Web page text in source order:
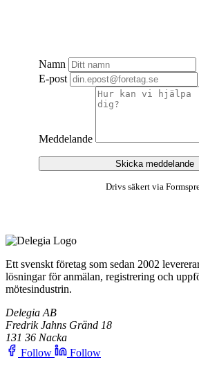
Namn
E-post
Meddelande
Skicka meddelande
Drivs säkert via
Ett svenskt företag som sedan 2002
lösningar för anmälan, registrering och
mötesindustrin.
Delegia AB
Fredrik Jahns Gränd 18
131 36 Nacka
Follow
Follow